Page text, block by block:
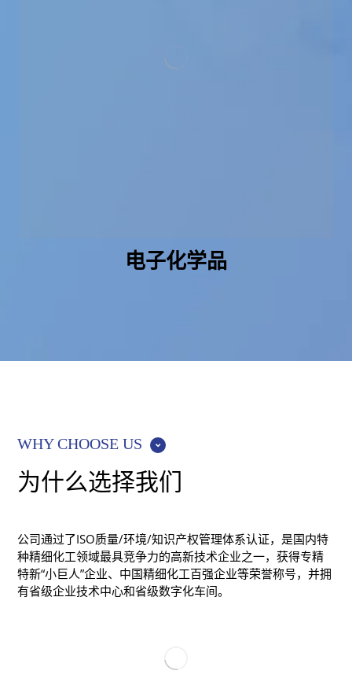
电子化学品
WHY CHOOSE US
为什么选择我们
公司通过了ISO质量/环境/知识产权管理体系认证，是国内特
种精细化工领域最具竞争力的高新技术企业之一，获得专精
特新“小巨人”企业、中国精细化工百强企业等荣誉称号，并拥
有省级企业技术中心和省级数字化车间。